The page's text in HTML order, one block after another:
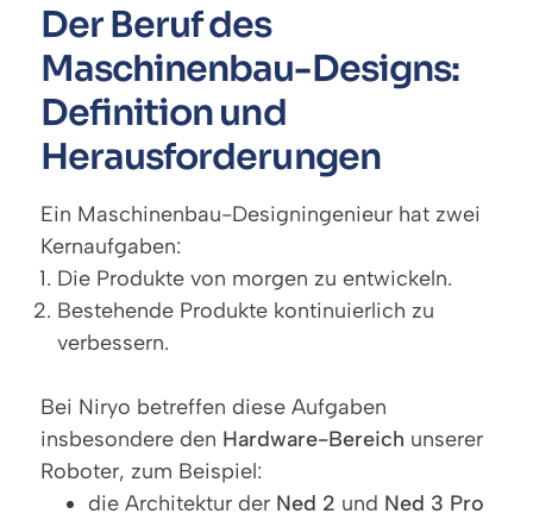
Der Beruf des
Maschinenbau-Designs:
Definition und
Herausforderungen
Ein Maschinenbau-Designingenieur hat zwei
Kernaufgaben:
Die Produkte von morgen zu entwickeln.
Bestehende Produkte kontinuierlich zu
verbessern.
Bei Niryo betreffen diese Aufgaben
insbesondere den Hardware-Bereich unserer
Roboter, zum Beispiel:
die Architektur der Ned 2 und Ned 3 Pro